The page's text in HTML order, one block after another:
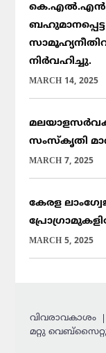
കെ.എൽ.എൻ.
ബഹുമാനപ്പെട്ട
നിർവഹിച്ചു.
MARCH 14, 2025
സംസ്കൃതി
MARCH 7, 2025
കേരള
MARCH 5, 2025
വിവരാവകാശം
മറ്റു